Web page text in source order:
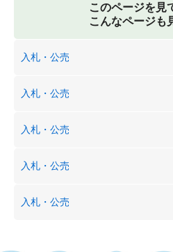
このページを見
こんなページも
入札・公売
入札・公売
入札・公売
入札・公売
入札・公売